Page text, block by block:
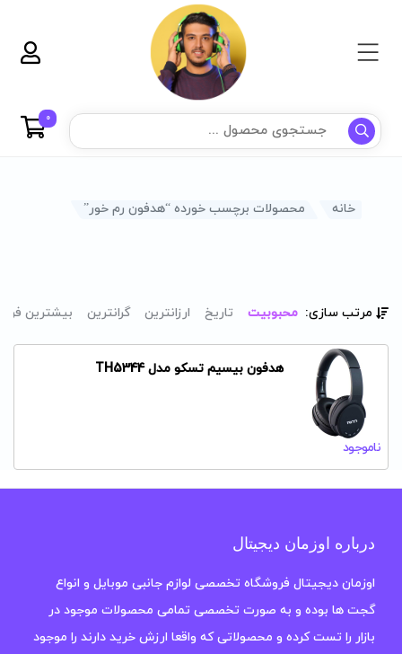
0
خانه محصولات برچسب خورده “هدفون رم خور”
مرتب سازی: محبوبیت تاریخ ارزانترین گرانترین بیشترین
هدفون بیسیم تسکو مدل TH5344
ناموجود
درباره اوزمان دیجیتال
اوزمان دیجیتال فروشگاه تخصصی لوازم جانبی موبایل و انواع
گجت ها بوده و به صورت تخصصی تمامی محصولات موجود در
بازار را تست کرده و محصولاتی که واقعا ارزش خرید دارند را موجود